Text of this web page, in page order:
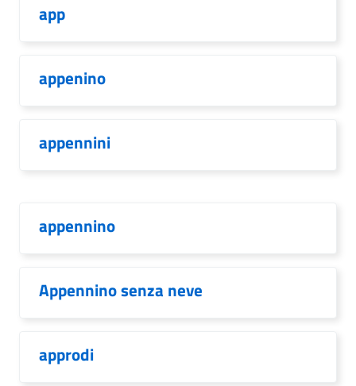
app
appenino
appennini
appennino
Appennino senza neve
approdi